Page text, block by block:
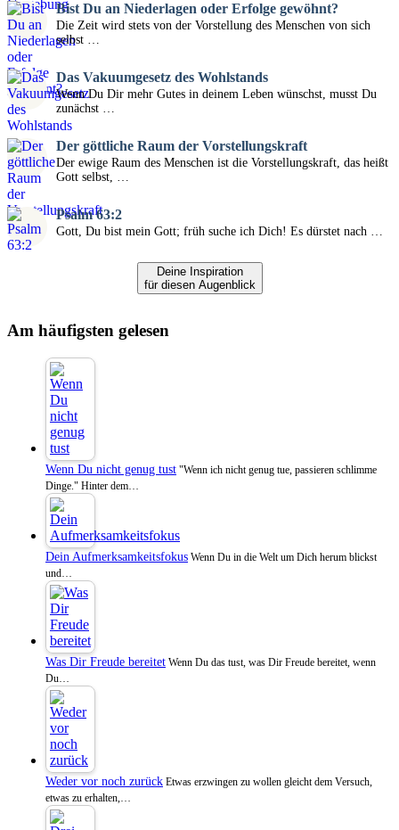
Bist Du an Niederlagen oder Erfolge gewöhnt?
Die Zeit wird stets von der Vorstellung des Menschen von sich
selbst …
Das Vakuumgesetz des Wohlstands
Wenn Du Dir mehr Gutes in deinem Leben wünschst, musst Du
zunächst …
Der göttliche Raum der Vorstellungskraft
Der ewige Raum des Menschen ist die Vorstellungskraft, das heißt
Gott selbst, …
Psalm 63:2
Gott, Du bist mein Gott; früh suche ich Dich! Es dürstet nach …
Deine Inspiration
für diesen Augenblick
Am häufigsten gelesen
Wenn Du nicht genug tust "Wenn ich nicht genug tue, passieren schlimme
Dinge." Hinter dem…
Dein Aufmerksamkeitsfokus Wenn Du in die Welt um Dich herum blickst
und…
Was Dir Freude bereitet Wenn Du das tust, was Dir Freude bereitet, wenn
Du…
Weder vor noch zurück Etwas erzwingen zu wollen gleicht dem Versuch,
etwas zu erhalten,…